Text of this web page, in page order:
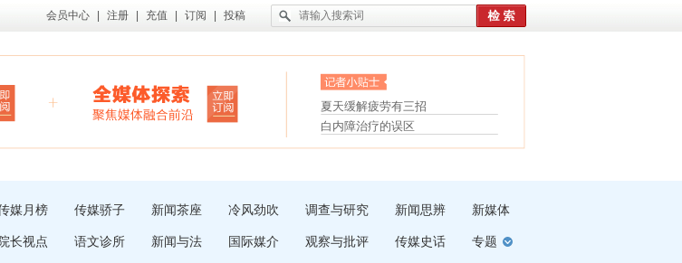
会员中心 注册 充值 订阅 投稿
“枝桠”“树桠”宜写成“枝...
夏天缓解疲劳有三招
护腰，摆脱六大坏习惯
受伤了冰敷还是热敷
白内障治疗的误区
媒月榜 传媒骄子 新闻茶座 冷风劲吹 调查与研究 新闻思辨 新媒体
院长视点 语文诊所 新闻与法 国际媒介 观察与批评 传媒史话 专题